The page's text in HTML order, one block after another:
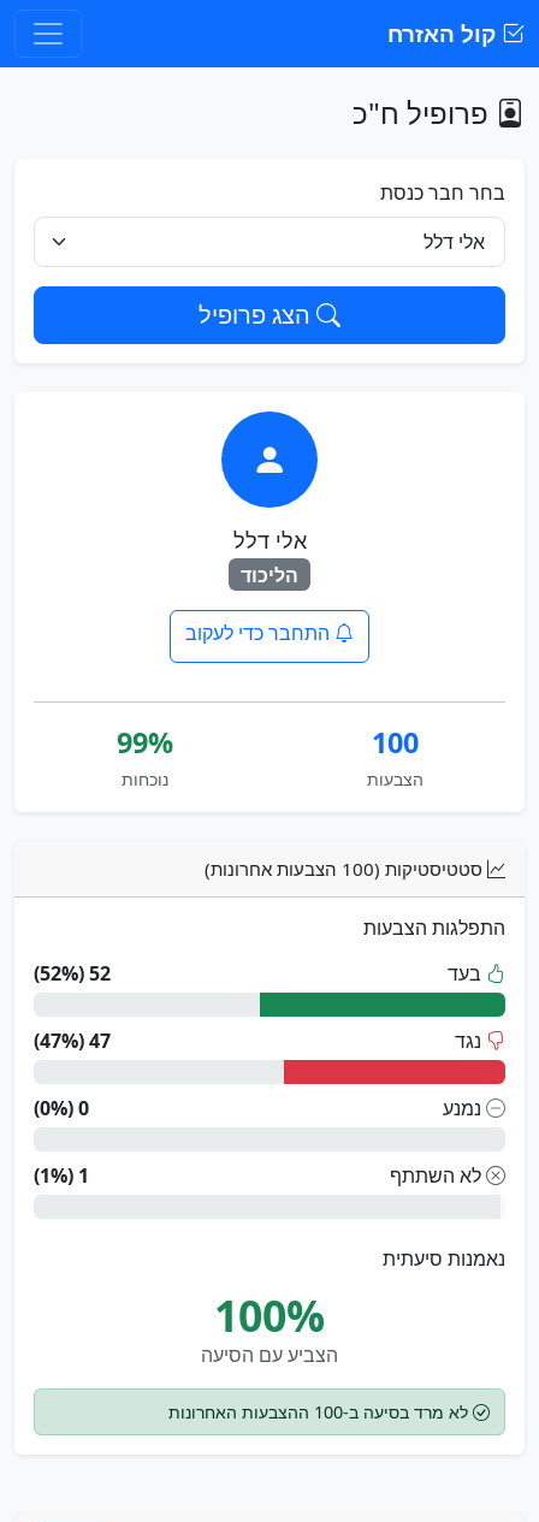
קול האזרח
פרופיל ח"כ
בחר חבר כנסת
הצג פרופיל
אלי דלל
הליכוד
התחבר כדי לעקוב
100
הצבעות
99%
נוכחות
סטטיסטיקות (100 הצבעות אחרונות)
התפלגות הצבעות
בעד
52 (52%)
נגד 47 (47%)
נמנע 0 (0%)
לא השתתף 1 (1%)
נאמנות סיעתית
100%
הצביע עם הסיעה
לא מרד בסיעה ב-100 ההצבעות האחרונות